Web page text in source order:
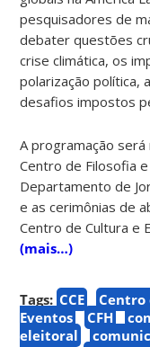
pesquisadores de
debater questões
crise climática, os
polarização política,
desafios impostos
A programação
Centro de Filosofia
Departamento de
e as cerimônias de
Centro de Cultura e
(mais…)
Tags: CCE
Centro
Eventos
CFH
eleitoral